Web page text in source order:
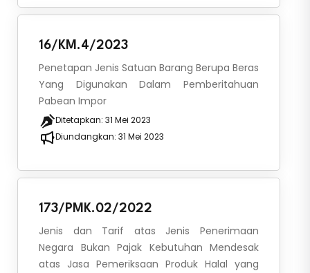
16/KM.4/2023
Penetapan Jenis Satuan Barang Berupa Beras
Yang Digunakan Dalam Pemberitahuan
Pabean Impor
Ditetapkan: 31 Mei 2023
Diundangkan: 31 Mei 2023
173/PMK.02/2022
Jenis dan Tarif atas Jenis Penerimaan
Negara Bukan Pajak Kebutuhan Mendesak
atas Jasa Pemeriksaan Produk Halal yang